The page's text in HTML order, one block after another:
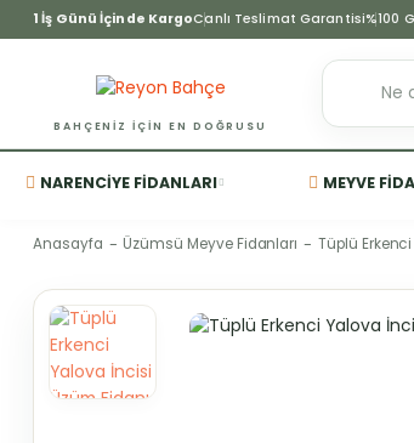
1 İş Günü İçinde KargoCanlı Teslimat Garantisi%100
BAHÇENIZ IÇIN EN DOĞRUSU
NARENCIYE FIDANLARI MEYVE
Anasayfa Üzümsü Meyve Fidanları Tüplü